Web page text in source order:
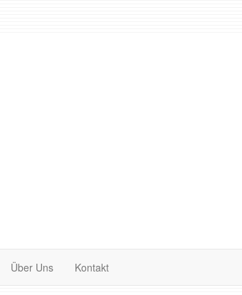
Über Uns Kontakt